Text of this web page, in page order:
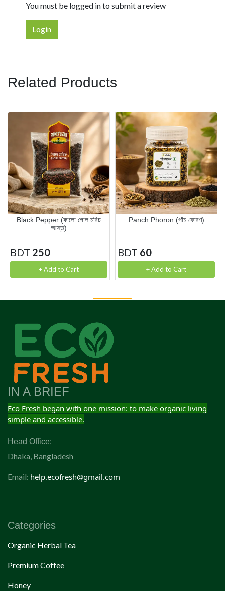
You must be logged in to submit a review
Login
Related Products
Black Pepper (কালো গোল মরিচ
আস্ত)
BDT 250
+ Add to Cart
Panch Phoron (পাঁচ ফোরণ)
BDT 60
+ Add to Cart
IN A BRIEF
Eco Fresh began with one mission: to make organic living
simple and accessible.
Head Office:
Dhaka, Bangladesh
Email: help.ecofresh@gmail.com
Categories
Organic Herbal Tea
Premium Coffee
Honey